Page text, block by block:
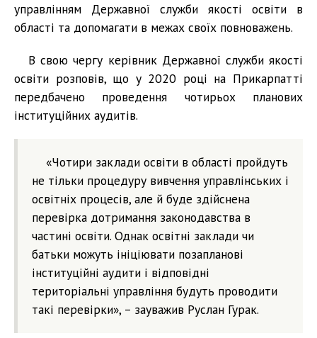
управлінням Державної служби якості освіти в
області та допомагати в межах своїх повноважень.
В свою чергу керівник Державної служби якості
освіти розповів, що у 2020 році на Прикарпатті
передбачено проведення чотирьох планових
інституційних аудитів.
«Чотири заклади освіти в області пройдуть
не тільки процедуру вивчення управлінських і
освітніх процесів, але й буде здійснена
перевірка дотримання законодавства в
частині освіти. Однак освітні заклади чи
батьки можуть ініціювати позапланові
інституційні аудити і відповідні
територіальні управління будуть проводити
такі перевірки», – зауважив Руслан Гурак.